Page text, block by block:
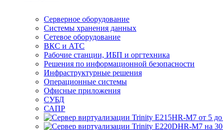
Серверное оборудование
Системы хранения данных
Сетевое оборудование
ВКС и АТС
Рабочие станции, ИБП и оргтехника
Решения по информационной безопасности
Инфраструктурные решения
Операционные системы
Офисные приложения
СУБД
САПР